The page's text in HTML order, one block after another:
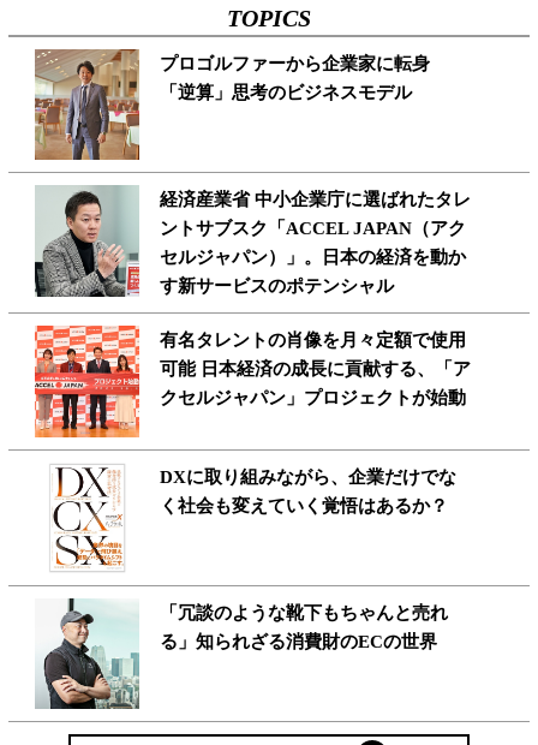
TOPICS
プロゴルファーから企業家に転身
「逆算」思考のビジネスモデル
経済産業省 中小企業庁に選ばれたタレ
ントサブスク「ACCEL JAPAN（アク
セルジャパン）」。日本の経済を動か
す新サービスのポテンシャル
有名タレントの肖像を月々定額で使用
可能 日本経済の成長に貢献する、「ア
クセルジャパン」プロジェクトが始動
DXに取り組みながら、企業だけでな
く社会も変えていく覚悟はあるか？
「冗談のような靴下もちゃんと売れ
る」知られざる消費財のECの世界